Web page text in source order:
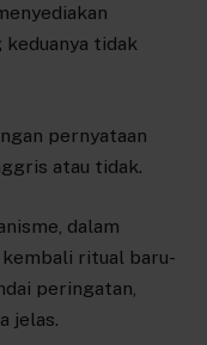
keduanya tidak
pernyataan
atau tidak.
dalam
ritual baru-
peringatan,
jelas.